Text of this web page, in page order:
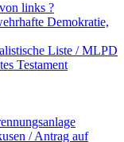
links ?
Demokratie,
Liste / MLPD
Testament
/ Antrag auf